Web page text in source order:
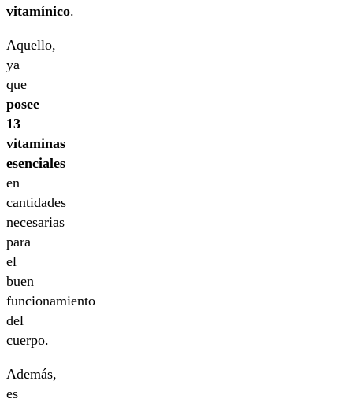
vitamínico.
Aquello,
ya
que
posee
13
vitaminas
esenciales
en
cantidades
necesarias
para
el
buen
funcionamiento
del
cuerpo.
Además,
es